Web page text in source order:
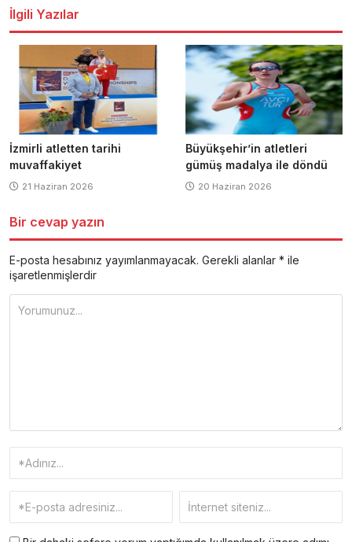
İlgili Yazılar
İzmirli atletten tarihi
muvaffakiyet
21 Haziran 2026
Büyükşehir’in atletleri
gümüş madalya ile döndü
20 Haziran 2026
Bir cevap yazın
E-posta hesabınız yayımlanmayacak. Gerekli alanlar * ile
işaretlenmişlerdir